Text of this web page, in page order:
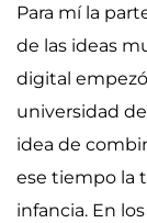
Para mí la
de las ideas
digital
universidad
idea de
ese tiempo la
infancia. En